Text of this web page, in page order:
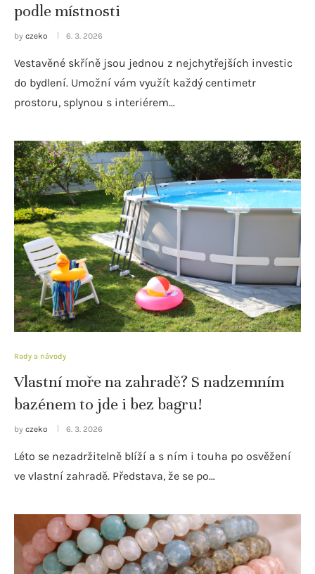
podle místnosti
by czeko 6. 3. 2026
Vestavěné skříně jsou jednou z nejchytřejších investic
do bydlení. Umožní vám využít každý centimetr
prostoru, splynou s interiérem…
Rady a návody
Vlastní moře na zahradě? S nadzemním
bazénem to jde i bez bagru!
by czeko 6. 3. 2026
Léto se nezadržitelně blíží a s ním i touha po osvěžení
ve vlastní zahradě. Představa, že se po…